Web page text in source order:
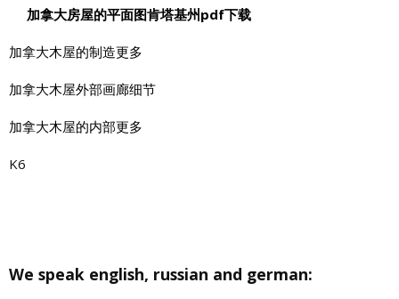
加拿大房屋的平面图肯塔基州pdf下载
加拿大木屋的制造更多
加拿大木屋外部画廊细节
加拿大木屋的内部更多
K6
We speak english, russian and german: